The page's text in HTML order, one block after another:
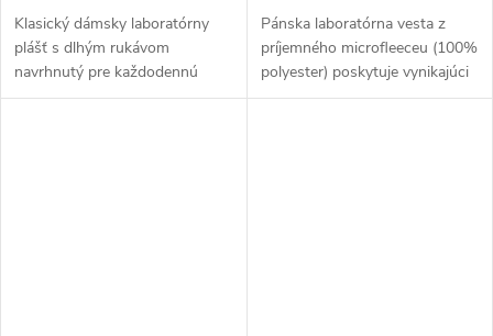
Klasický dámsky laboratórny
plášť s dlhým rukávom
navrhnutý pre každodennú
prácu v klinických a
Pánska laboratórna vesta z
príjemného microfleeceu (100%
polyester) poskytuje vynikajúci
tepelný komfort v